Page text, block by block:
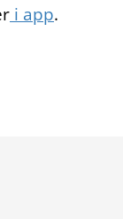
i app.